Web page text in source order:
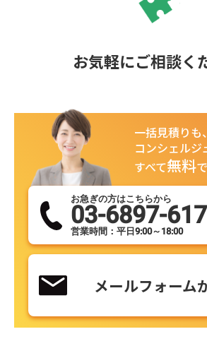
お気軽にご相談く
一括見積りも
コンシェルジ
すべて無料
お急ぎの方はこちらから
03-6897-
営業時間：平日9:00～18:00
メールフォーム